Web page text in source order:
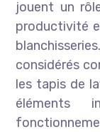
jouent un
productivité
considérés
les tapis de
éléments